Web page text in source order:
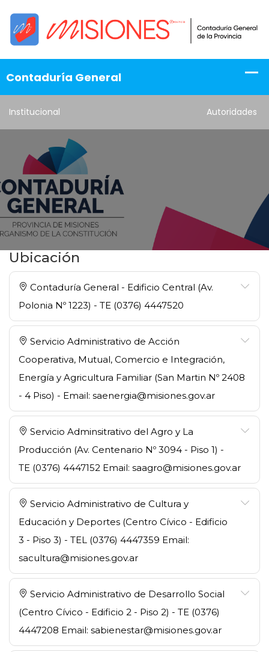
Institucional Autoridades
Ubicación
Contaduría General - Edificio Central (Av.
Polonia Nº 1223) - TE (0376) 4447520
Servicio Administrativo de Acción
Cooperativa, Mutual, Comercio e Integración,
Energía y Agricultura Familiar (San Martin Nº 2408
- 4 Piso) - Email: saenergia@misiones.gov.ar
Servicio Adminsitrativo del Agro y La
Producción (Av. Centenario Nº 3094 - Piso 1) -
TE (0376) 4447152 Email: saagro@misiones.gov.ar
Servicio Administrativo de Cultura y
Educación y Deportes (Centro Cívico - Edificio
3 - Piso 3) - TEL (0376) 4447359 Email:
sacultura@misiones.gov.ar
Servicio Administrativo de Desarrollo Social
(Centro Cívico - Edificio 2 - Piso 2) - TE (0376)
4447208 Email: sabienestar@misiones.gov.ar